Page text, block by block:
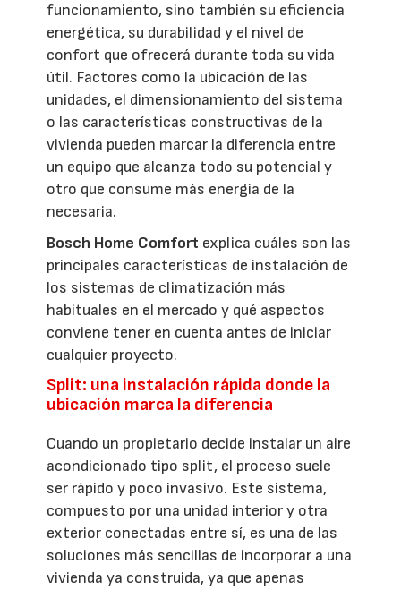
funcionamiento, sino también su eficiencia
energética, su durabilidad y el nivel de
confort que ofrecerá durante toda su vida
útil. Factores como la ubicación de las
unidades, el dimensionamiento del sistema
o las características constructivas de la
vivienda pueden marcar la diferencia entre
un equipo que alcanza todo su potencial y
otro que consume más energía de la
necesaria.
Bosch Home Comfort explica cuáles son las
principales características de instalación de
los sistemas de climatización más
habituales en el mercado y qué aspectos
conviene tener en cuenta antes de iniciar
cualquier proyecto.
Split: una instalación rápida donde la
ubicación marca la diferencia
Cuando un propietario decide instalar un aire
acondicionado tipo split, el proceso suele
ser rápido y poco invasivo. Este sistema,
compuesto por una unidad interior y otra
exterior conectadas entre sí, es una de las
soluciones más sencillas de incorporar a una
vivienda ya construida, ya que apenas